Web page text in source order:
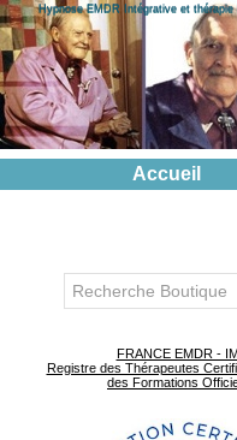
Hypnose EMDR Intégrative et
Accueil
FRANCE EMDR -
Registre des Thérapeutes
des Formations